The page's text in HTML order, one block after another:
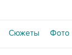
Сюжеты Фото